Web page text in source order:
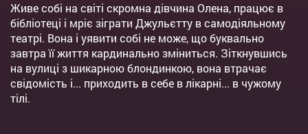
Живе собі на світі скромна дівчина Олена, працює в
бібліотеці і мріє зіграти Джульєтту в самодіяльному
театрі. Вона і уявити собі не може, що буквально
завтра її життя кардинально зміниться. Зіткнувшись
на вулиці з шикарною блондинкою, вона втрачає
свідомість і... приходить в себе в лікарні... в чужому
тілі.